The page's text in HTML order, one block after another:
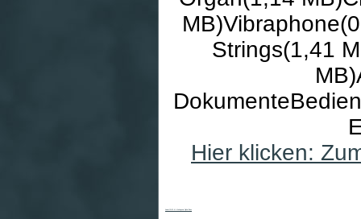
Strings(1,41
Hier klicken: